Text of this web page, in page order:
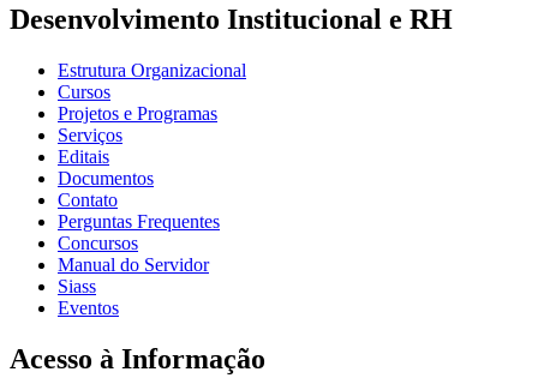
Desenvolvimento Institucional e RH
Estrutura Organizacional
Cursos
Projetos e Programas
Serviços
Editais
Documentos
Contato
Perguntas Frequentes
Concursos
Manual do Servidor
Siass
Eventos
Acesso à Informação